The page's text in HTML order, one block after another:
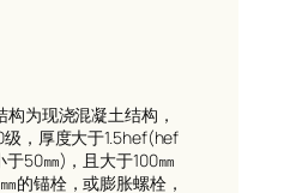
为现浇混凝土结构，
，厚度大于1.5hef(hef
50㎜)，且大于100㎜
的锚栓，或膨胀螺栓，